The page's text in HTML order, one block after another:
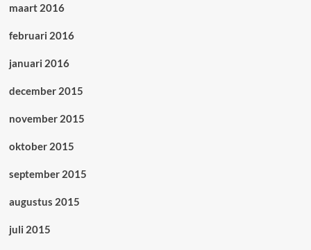
maart 2016
februari 2016
januari 2016
december 2015
november 2015
oktober 2015
september 2015
augustus 2015
juli 2015